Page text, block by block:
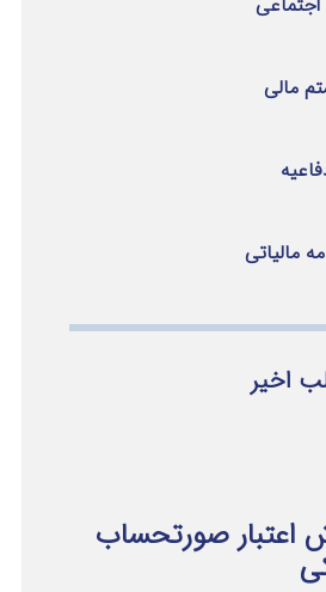
مالی
مالیاتی
اخیر
اعتبار صورتحساب